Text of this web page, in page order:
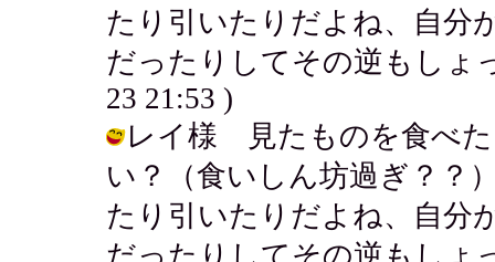
たり引いたりだよね、自分
だったりしてその逆もしょ
23 21:53 )
レイ様 見たものを食べ
い？（食いしん坊過ぎ？
たり引いたりだよね、自分
だったりしてその逆もしょ